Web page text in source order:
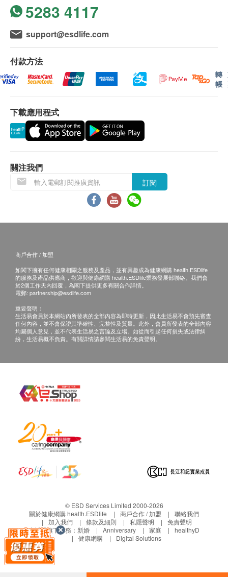
商品會於訂單確認付款後 7 個工作天內送出。
送貨服務有可能因天氣、交通、地區或其他因素而
暫停或延期，送貨時間將會另作安排。
如商品已到達收貨地址而沒有人簽收，法馳歐（香
港）有限公司
必須以到付方式支付再送貨之費用。
如5個工作天後
法馳歐（香港）有限公司
仍未
及特別地區附加費用後，安排餘額退款。
所有訂單須視乎相關貨品的供應情況再作最後確
認。倘若法馳歐（香港）有限公司
有限公司
下。
產品保養只適用於香港。
法馳歐（香港）有限公司不負責任何由於產品損壞
而招致直接或間接之損失。
>法馳歐（香港）有限公司客戶服務部：2796 3138/
電郵: cs@fachioohk.com
> 此產品由法馳歐（香港）有限公司提供。
購health.ESDlife保留最終決議權。
5283 4117
support@esdlife.com
付款方法
轉
帳
下載應用程式
關注我們
訂閱
商戶合作 / 加盟
如閣下擁有任何健康相關之服務及產品，並有興趣成為健康網購 health.ESDlife
的服務及產品供應商，歡迎與健康網購 health.ESDlife業務發展部聯絡。我們會
於2個工作天內回覆，為閣下提供更多有關合作詳情。
電郵: partnership@esdlife.com
重要聲明：
生活易會員於本網站內所發表的全部內容為即時更新，因此生活易不會預先審查
任何內容，並不會保證其準確性、完整性及質量。此外，會員所發表的全部內容
均屬個人意見，並不代表生活易之言論及立場。如從而引起任何損失或法律糾
紛，生活易概不負責。有關詳情請參閱生活易的免責聲明。
© ESD Services Limited 2000-2026
關於健康網購 health.ESDlife
商戶合作 / 加盟
聯絡我們
加入我們
條款及細則 私隱聲明
免責聲明
生活易旗下業務： 新婚 Anniversary 家庭
healthyD
健康網購
Digital Solutions